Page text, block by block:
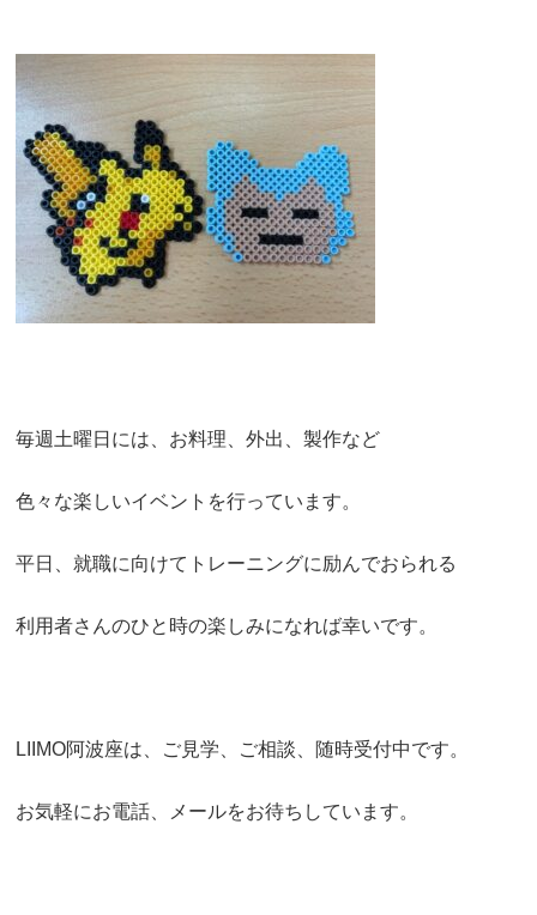
毎週土曜日には、お料理、外出、製作など
色々な楽しいイベントを行っています。
平日、就職に向けてトレーニングに励んでおられる
利用者さんのひと時の楽しみになれば幸いです。
LIIMO阿波座は、ご見学、ご相談、随時受付中です。
お気軽にお電話、メールをお待ちしています。